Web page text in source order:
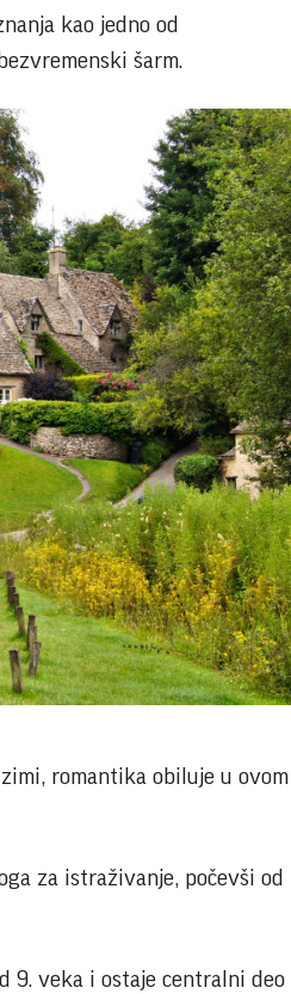
kao jedno od
šarm.
romantika obiluje u ovom
za istraživanje, počevši od
9. veka i ostaje centralni deo